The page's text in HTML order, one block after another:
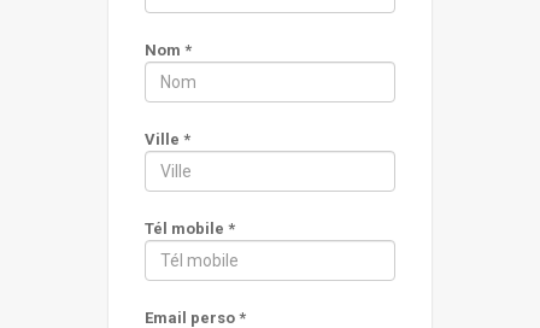
Nom *
Ville *
Tél mobile *
Email perso *